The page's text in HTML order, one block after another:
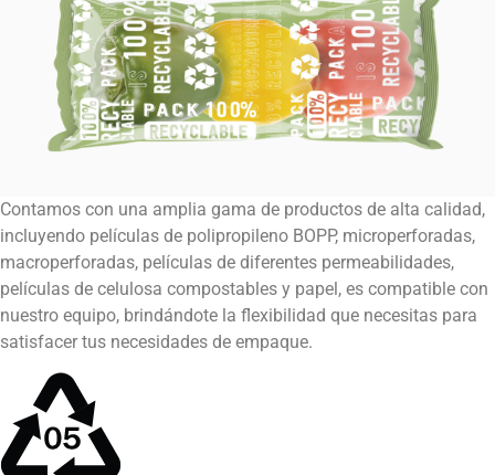
Contamos con una amplia gama de productos de alta calidad,
incluyendo películas de polipropileno BOPP, microperforadas,
macroperforadas, películas de diferentes permeabilidades,
películas de celulosa compostables y papel, es compatible con
nuestro equipo, brindándote la flexibilidad que necesitas para
satisfacer tus necesidades de empaque.